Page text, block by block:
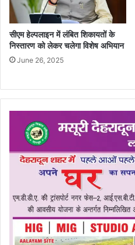
सीएम हेल्पलाइन में लंबित शिकायतों के
निस्तारण को लेकर चलेगा विशेष अभियान
June 26, 2025